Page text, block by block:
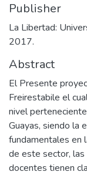
Publisher
La Libertad:
2017.
Abstract
El Presente
Freirestabile el
nivel
Guayas, siendo la
fundamentales en
de este sector,
docentes tienen